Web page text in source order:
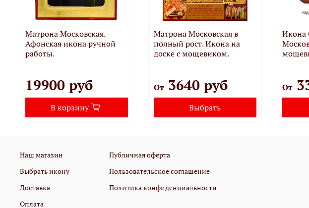
Матрона Московская.
Афонская икона ручной
работы.
19900 руб
В корзину
Матрона Московская в
полный рост. Икона на
доске с мощевиком.
От3640 руб
Выбрать
Икона
От
Наш магазин
Выбрать икону
Доставка
Оплата
Публичная оферта
Пользовательское соглашение
Политика конфиденциальности